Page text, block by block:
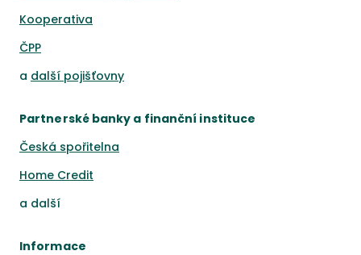
Kooperativa
ČPP
a další pojišťovny
Partnerské banky a finanční instituce
Česká spořitelna
Home Credit
a další
Informace